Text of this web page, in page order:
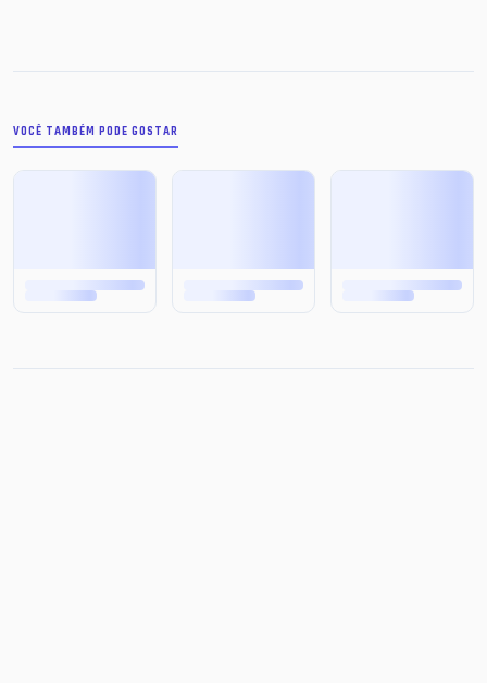
VOCÊ TAMBÉM PODE GOSTAR